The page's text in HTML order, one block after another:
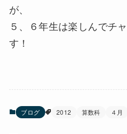
が、
５、６年生は楽しんでチ
す！
ブログ 2012 算数科 ４月